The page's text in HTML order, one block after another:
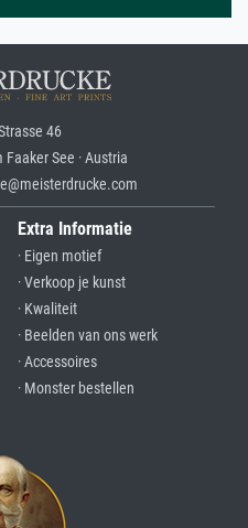
46
See · Austria
Extra Informatie
· Eigen motief
· Verkoop je kunst
· Kwaliteit
· Beelden van ons werk
· Accessoires
· Monster bestellen